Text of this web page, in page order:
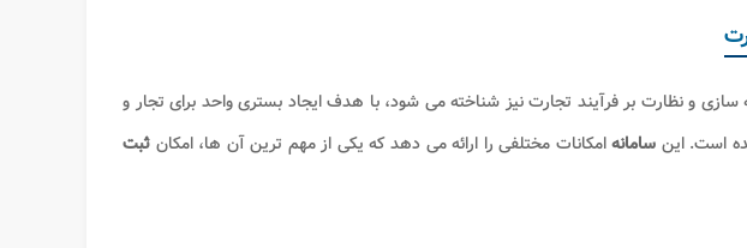
سازی و نظارت بر فرآیند تجارت نیز شناخته می شود، با هدف ایجاد بستری واحد برای تجار و
است. این سامانهامکانات مختلفی را ارائه می دهد که یکی از مهم ترین آن ها، امکان ثبت